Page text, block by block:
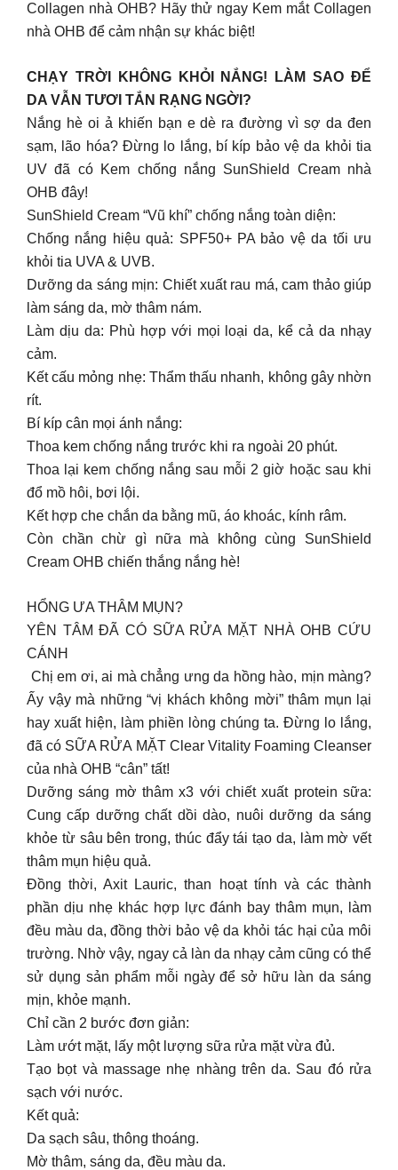
Collagen nhà OHB? Hãy thử ngay Kem mắt Collagen
nhà OHB để cảm nhận sự khác biệt!
CHẠY TRỜI KHÔNG KHỎI NẮNG! LÀM SAO ĐỂ
DA VẪN TƯƠI TẮN RẠNG NGỜI?
Nắng hè oi ả khiến bạn e dè ra đường vì sợ da đen
sạm, lão hóa? Đừng lo lắng, bí kíp bảo vệ da khỏi tia
UV đã có Kem chống nắng SunShield Cream nhà
OHB đây!
SunShield Cream “Vũ khí” chống nắng toàn diện:
Chống nắng hiệu quả: SPF50+ PA bảo vệ da tối ưu
khỏi tia UVA & UVB.
Dưỡng da sáng mịn: Chiết xuất rau má, cam thảo giúp
làm sáng da, mờ thâm nám.
Làm dịu da: Phù hợp với mọi loại da, kể cả da nhạy
cảm.
Kết cấu mỏng nhẹ: Thẩm thấu nhanh, không gây nhờn
rít.
Bí kíp cân mọi ánh nắng:
Thoa kem chống nắng trước khi ra ngoài 20 phút.
Thoa lại kem chống nắng sau mỗi 2 giờ hoặc sau khi
đổ mồ hôi, bơi lội.
Kết hợp che chắn da bằng mũ, áo khoác, kính râm.
Còn chần chừ gì nữa mà không cùng SunShield
Cream OHB chiến thắng nắng hè!
HỔNG ƯA THÂM MỤN?
YÊN TÂM ĐÃ CÓ SỮA RỬA MẶT NHÀ OHB CỨU
CÁNH
️ Chị em ơi, ai mà chẳng ưng da hồng hào, mịn màng?
Ấy vậy mà những “vị khách không mời” thâm mụn lại
hay xuất hiện, làm phiền lòng chúng ta. Đừng lo lắng,
đã có SỮA RỬA MẶT Clear Vitality Foaming Cleanser
của nhà OHB “cân” tất!
Dưỡng sáng mờ thâm x3 với chiết xuất protein sữa:
Cung cấp dưỡng chất dồi dào, nuôi dưỡng da sáng
khỏe từ sâu bên trong, thúc đẩy tái tạo da, làm mờ vết
thâm mụn hiệu quả.
Đồng thời, Axit Lauric, than hoạt tính và các thành
phần dịu nhẹ khác hợp lực đánh bay thâm mụn, làm
đều màu da, đồng thời bảo vệ da khỏi tác hại của môi
trường. Nhờ vậy, ngay cả làn da nhạy cảm cũng có thể
sử dụng sản phẩm mỗi ngày để sở hữu làn da sáng
mịn, khỏe mạnh.
Chỉ cần 2 bước đơn giản:
Làm ướt mặt, lấy một lượng sữa rửa mặt vừa đủ.
Tạo bọt và massage nhẹ nhàng trên da. Sau đó rửa
sạch với nước.
Kết quả:
Da sạch sâu, thông thoáng.
Mờ thâm, sáng da, đều màu da.